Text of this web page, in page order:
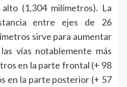
(1,304 milímetros). La
entre ejes de 26
sirve para aumentar
vías notablemente más
en la parte frontal (+ 98
en la parte posterior (+ 57